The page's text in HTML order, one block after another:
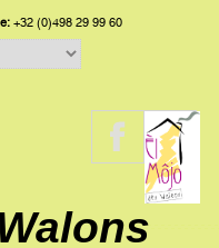
+32 (0)498 29 99 60